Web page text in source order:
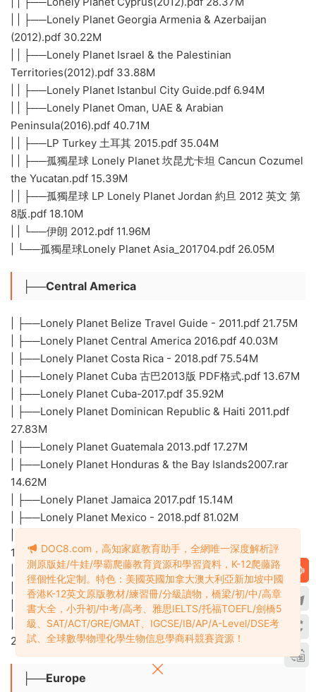
| | ├──Lonely Planet Georgia Armenia & Azerbaijan
(2012).pdf 30.22M
| | ├──Lonely Planet Israel & the Palestinian
Territories(2012).pdf 33.88M
| | ├──Lonely Planet Istanbul City Guide.pdf 6.94M
| | ├──Lonely Planet Oman, UAE & Arabian
Peninsula(2016).pdf 40.71M
| | ├──LP Turkey 土耳其 2015.pdf 35.04M
| | ├──孤獨星球 Lonely Planet 坎昆尤卡坦 Cancun Cozumel
the Yucatan.pdf 15.39M
| | ├──孤獨星球 LP Lonely Planet Jordan 約旦 2012 英文 第
8版.pdf 18.10M
| | └──伊朗 2012.pdf 11.96M
| └──孤獨星球Lonely Planet Asia_201704.pdf 26.05M
├──Central America
| ├──Lonely Planet Belize Travel Guide - 2011.pdf 21.75M
| ├──Lonely Planet Central America 2016.pdf 40.03M
| ├──Lonely Planet Costa Rica - 2018.pdf 75.54M
| ├──Lonely Planet Cuba 古巴2013版 PDF格式.pdf 13.67M
| ├──Lonely Planet Cuba-2017.pdf 35.92M
| ├──Lonely Planet Dominican Republic & Haiti 2011.pdf
27.83M
| ├──Lonely Planet Guatemala 2013.pdf 17.27M
| ├──Lonely Planet Honduras & the Bay Islands2007.rar
14.62M
| ├──Lonely Planet Jamaica 2017.pdf 15.14M
| ├──Lonely Planet Mexico - 2018.pdf 81.02M
| ├──Lonely Planet Nicaragua & El Salvador 2006.rar
15.93M
| ├──Lonely Planet Panama 2007.rar 23.98M
| ├──Lonely Planet St Lucia 2012.pdf 7.81M
| ├──Lonely Planet Trinidad & Tobago 2012.pdf 9.05M
| └──Lonely_Planet——墨西哥 旅行旅遊攻略書籍.pdf
224.92M
├──Europe
DOC8.com，高知家庭教育助手，全網唯一深度解析評
測原版娃/牛娃/學霸爬藤教育資源和學習資料，K-12爬藤路
徑個性化定制。特色：美國英國加拿大澳大利亞新加坡中國
香港K-12英文原版教材/練習冊/分級讀物，橋梁/初/中/高章
書大全，小升初/中考/高考、雅思IELTS/托福TOEFL/劍橋5
級、SAT/ACT/GRE/GMAT、IGCSE/IB/AP/A-Level/DSE考
試、全球數學物理化學生物信息學商科競賽資源！